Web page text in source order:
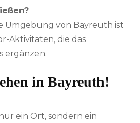
Umgebung von Bayreuth ist
Aktivitäten, die das
ergänzen.
in Bayreuth!
ein Ort, sondern ein